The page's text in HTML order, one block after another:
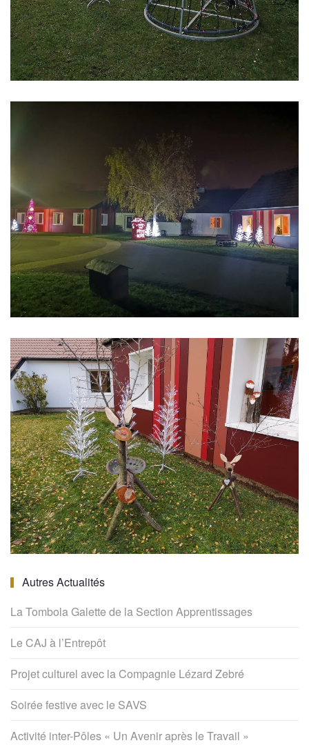
Autres Actualités
La Tombola Galette de la Section Apprentissages
Le CAJ à l’Entrepôt
Projet culturel avec la Compagnie Lézard Zebré
Soirée festive avec le SAVS
Activité inter-Pôles « Un Avenir après le Travail »